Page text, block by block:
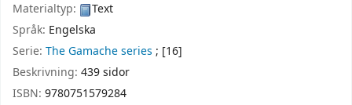
Materialtyp:
Text
Språk: Engelska
Serie: The Gamache series ; [16]
Beskrivning: 439 sidor
ISBN: 9780751579284